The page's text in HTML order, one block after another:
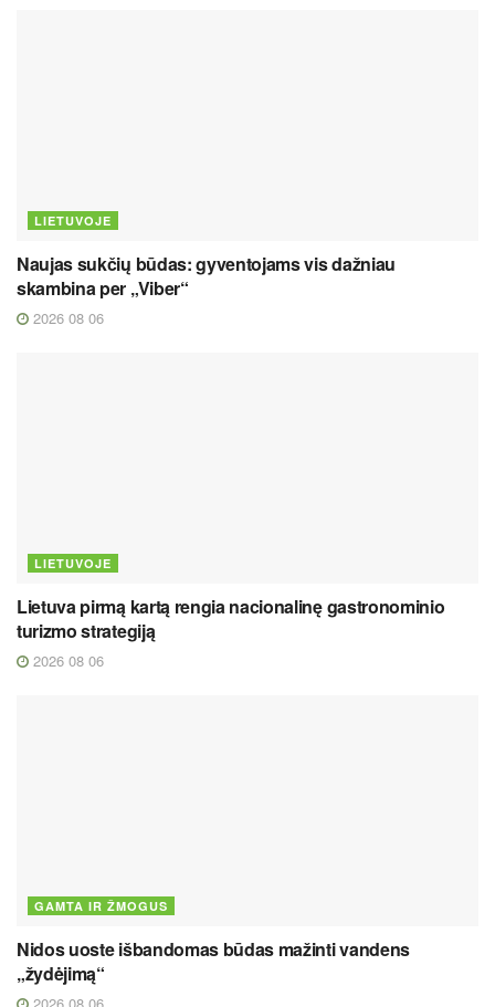
LIETUVOJE
Naujas sukčių būdas: gyventojams vis dažniau
skambina per „Viber“
2026 08 06
LIETUVOJE
Lietuva pirmą kartą rengia nacionalinę gastronominio
turizmo strategiją
2026 08 06
GAMTA IR ŽMOGUS
Nidos uoste išbandomas būdas mažinti vandens
„žydėjimą“
2026 08 06